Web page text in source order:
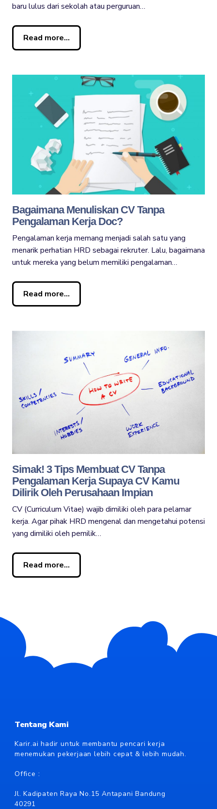
baru lulus dari sekolah atau perguruan…
Read more...
Bagaimana Menuliskan CV Tanpa
Pengalaman Kerja Doc?
Pengalaman kerja memang menjadi salah satu yang
menarik perhatian HRD sebagai rekruter. Lalu, bagaimana
untuk mereka yang belum memiliki pengalaman…
Read more...
Simak! 3 Tips Membuat CV Tanpa
Pengalaman Kerja Supaya CV Kamu
Dilirik Oleh Perusahaan Impian
CV (Curriculum Vitae) wajib dimiliki oleh para pelamar
kerja. Agar pihak HRD mengenal dan mengetahui potensi
yang dimiliki oleh pemilik…
Read more...
Tentang Kami
Karir.ai hadir untuk membantu pencari kerja
menemukan pekerjaan lebih cepat & lebih mudah.
Office :
Jl. Kadipaten Raya No.15 Antapani Bandung
40291